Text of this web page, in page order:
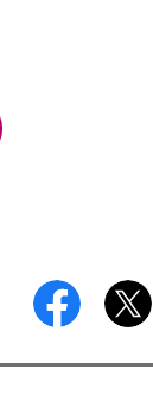
facebook